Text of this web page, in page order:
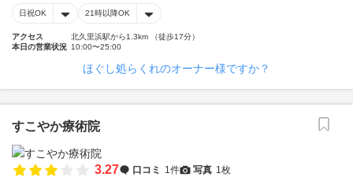
日祝OK 21時以降OK
アクセス
北久里浜駅から1.3km （徒歩17分）
本日の営業状況 10:00〜25:00
ほぐし処らくれのオーナー様ですか？
すこやか療術院
3.27 口コミ 1件 写真 1枚